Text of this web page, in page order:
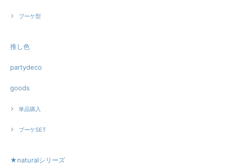
ブーケ型
推し色
partydeco
goods
単品購入
ブーケSET
★naturalシリーズ